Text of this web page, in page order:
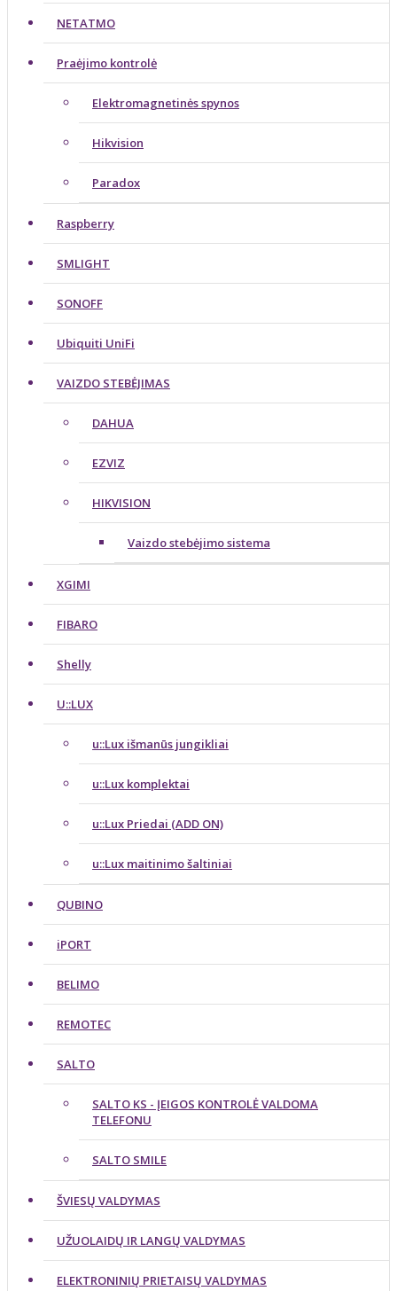
NETATMO
Praėjimo kontrolė
Elektromagnetinės spynos
Hikvision
Paradox
Raspberry
SMLIGHT
SONOFF
Ubiquiti UniFi
VAIZDO STEBĖJIMAS
DAHUA
EZVIZ
HIKVISION
Vaizdo stebėjimo sistema
XGIMI
FIBARO
Shelly
U::LUX
u::Lux išmanūs jungikliai
u::Lux komplektai
u::Lux Priedai (ADD ON)
u::Lux maitinimo šaltiniai
QUBINO
iPORT
BELIMO
REMOTEC
SALTO
SALTO KS - ĮEIGOS KONTROLĖ VALDOMA
TELEFONU
SALTO SMILE
ŠVIESŲ VALDYMAS
UŽUOLAIDŲ IR LANGŲ VALDYMAS
ELEKTRONINIŲ PRIETAISŲ VALDYMAS